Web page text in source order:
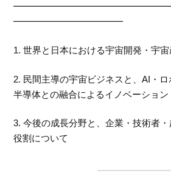
━━━━━━━━━━━━
1. 世界と日本における宇宙開発・宇
2. 民間主導の宇宙ビジネスと、AI・ロ
半導体との融合によるイノベーション
3. 今後の成長分野と、企業・技術者
役割について